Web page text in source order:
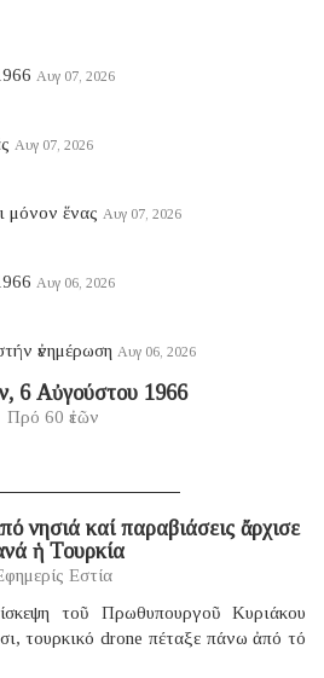
Αυγ 07, 2026
Αυγ 07, 2026
μόνον ἕνας Αυγ 07, 2026
Αυγ 06, 2026
ἐνημέρωση Αυγ 06, 2026
6 Αὐγούστου 1966
Πρό 60 ἐτῶν
νησιά καί παραβιάσεις ἄρχισε
ἡ Τουρκία
Εστία
τοῦ Πρωθυπουργοῦ Κυριάκου
τουρκικό drone πέταξε πάνω ἀπό τό